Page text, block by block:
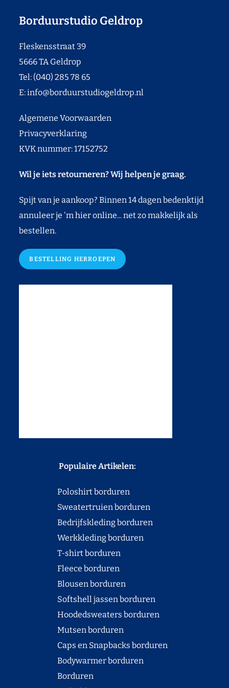
Borduurstudio Geldrop
Fleskensstraat 39
5666 TA Geldrop
Tel: (040) 285 78 65
E:info@borduurstudiogeldrop.nl
Algemene Voorwaarden
Privacyverklaring
KVK nummer: 17152752
Wil je iets retourneren? Wij helpen je graag.
Spijt van je aankoop? Binnen 14 dagen bedenktijd
annuleer je 'm hier online... net zo makkelijk als
bestellen.
BESTELLING HERROEPEN
Populaire Artikelen:
Poloshirt borduren
Sweatertruien borduren
Bedrijfskleding borduren
Werkkleding borduren
T-shirt borduren
Fleece borduren
Blousen borduren
Softshell jassen borduren
Hoodedsweaters borduren
Mutsen borduren
Caps en Snapbacks borduren
Bodywarmer borduren
Borduren